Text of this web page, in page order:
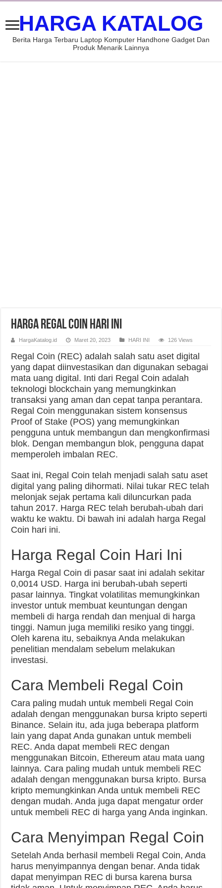
HARGA KATALOG
Berita Harga Terbaru Laptop Komputer Handhone Gadget Dan
Produk Menarik Lainnya
Harga Regal Coin Hari Ini
HargaKatalog.id Maret 20, 2023 HARI INI 126 Views
Regal Coin (REC) adalah salah satu aset digital
yang dapat diinvestasikan dan digunakan sebagai
mata uang digital. Inti dari Regal Coin adalah
teknologi blockchain yang memungkinkan
transaksi yang aman dan cepat tanpa perantara.
Regal Coin menggunakan sistem konsensus
Proof of Stake (POS) yang memungkinkan
pengguna untuk membangun dan mengkonfirmasi
blok. Dengan membangun blok, pengguna dapat
memperoleh imbalan REC.
Saat ini, Regal Coin telah menjadi salah satu aset
digital yang paling dihormati. Nilai tukar REC telah
melonjak sejak pertama kali diluncurkan pada
tahun 2017. Harga REC telah berubah-ubah dari
waktu ke waktu. Di bawah ini adalah harga Regal
Coin hari ini.
Harga Regal Coin Hari Ini
Harga Regal Coin di pasar saat ini adalah sekitar
0,0014 USD. Harga ini berubah-ubah seperti
pasar lainnya. Tingkat volatilitas memungkinkan
investor untuk membuat keuntungan dengan
membeli di harga rendah dan menjual di harga
tinggi. Namun juga memiliki resiko yang tinggi.
Oleh karena itu, sebaiknya Anda melakukan
penelitian mendalam sebelum melakukan
investasi.
Cara Membeli Regal Coin
Cara paling mudah untuk membeli Regal Coin
adalah dengan menggunakan bursa kripto seperti
Binance. Selain itu, ada juga beberapa platform
lain yang dapat Anda gunakan untuk membeli
REC. Anda dapat membeli REC dengan
menggunakan Bitcoin, Ethereum atau mata uang
lainnya. Cara paling mudah untuk membeli REC
adalah dengan menggunakan bursa kripto. Bursa
kripto memungkinkan Anda untuk membeli REC
dengan mudah. Anda juga dapat mengatur order
untuk membeli REC di harga yang Anda inginkan.
Cara Menyimpan Regal Coin
Setelah Anda berhasil membeli Regal Coin, Anda
harus menyimpannya dengan benar. Anda tidak
dapat menyimpan REC di bursa karena bursa